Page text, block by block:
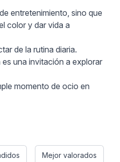
entretenimiento, sino que
color y dar vida a
de la rutina diaria.
una invitación a explorar
momento de ocio en
Mejor valorados